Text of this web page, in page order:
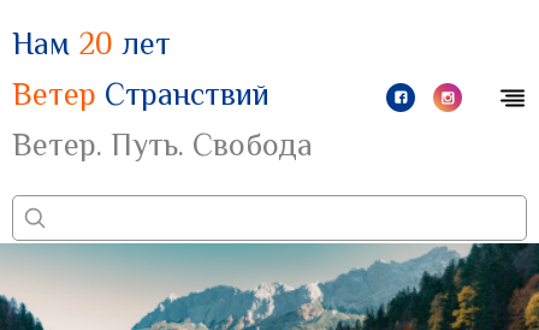
Нам 20 лет
Ветер Странствий
Ветер. Путь. Свобода